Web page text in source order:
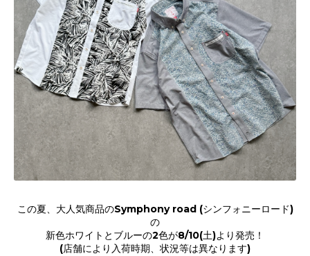
この夏、大人気商品のSymphony road (シンフォニーロード)
の
新色ホワイトとブルーの2色が8/10(土)より発売！
(店舗により入荷時期、状況等は異なります)